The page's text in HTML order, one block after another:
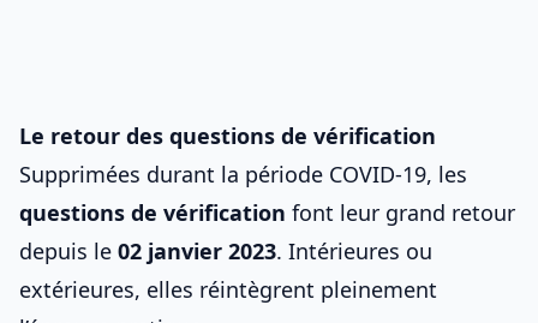
Le retour des questions de vérification
Supprimées durant la période COVID-19, les
questions de vérification font leur grand retour
depuis le 02 janvier 2023. Intérieures ou
extérieures, elles réintègrent pleinement